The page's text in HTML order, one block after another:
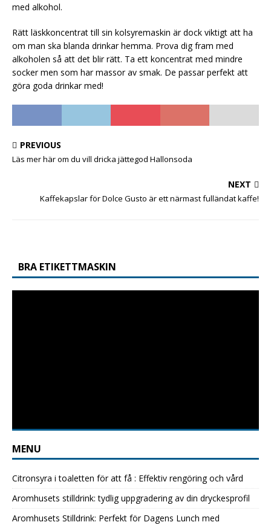
med alkohol.
Rätt läskkoncentrat till sin kolsyremaskin är dock viktigt att ha
om man ska blanda drinkar hemma. Prova dig fram med
alkoholen så att det blir rätt. Ta ett koncentrat med mindre
socker men som har massor av smak. De passar perfekt att
göra goda drinkar med!
PREVIOUS
Läs mer här om du vill dricka jättegod Hallonsoda
NEXT
Kaffekapslar för Dolce Gusto är ett närmast fulländat kaffe!
BRA ETIKETTMASKIN
MENU
Citronsyra i toaletten för att få : Effektiv rengöring och vård
Aromhusets stilldrink: tydlig uppgradering av din dryckesprofil
Aromhusets Stilldrink: Perfekt för Dagens Lunch med